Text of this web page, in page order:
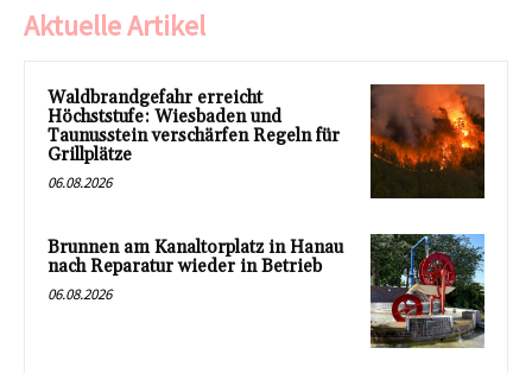
Aktuelle Artikel
Waldbrandgefahr erreicht
Höchststufe: Wiesbaden und
Taunusstein verschärfen Regeln für
Grillplätze
06.08.2026
Brunnen am Kanaltorplatz in Hanau
nach Reparatur wieder in Betrieb
06.08.2026